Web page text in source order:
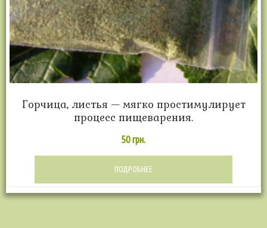
Горчица, листья — мягко простимулирует
процесс пищеварения.
50грн.
ПОДРОБНЕЕ